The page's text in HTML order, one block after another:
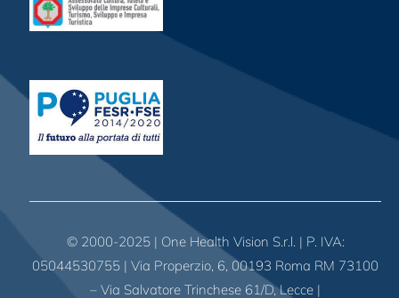
© 2000-2025 | One Health Vision S.r.l. | P. IVA:
05044530755 | Via Properzio, 6, 00193 Roma RM 73100
– Via Salvatore Trinchese 61/D, Lecce |